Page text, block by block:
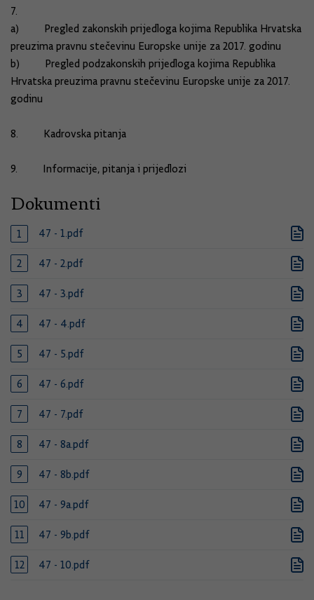
7.
a) Pregled zakonskih prijedloga kojima Republika Hrvatska
preuzima pravnu stečevinu Europske unije za 2017. godinu
b) Pregled podzakonskih prijedloga kojima Republika
Hrvatska preuzima pravnu stečevinu Europske unije za 2017.
godinu
8. Kadrovska pitanja
9. Informacije, pitanja i prijedlozi
Dokumenti
47 - 1.pdf
47 - 2.pdf
47 - 3.pdf
47 - 4.pdf
47 - 5.pdf
47 - 6.pdf
47 - 7.pdf
47 - 8a.pdf
47 - 8b.pdf
47 - 9a.pdf
47 - 9b.pdf
47 - 10.pdf